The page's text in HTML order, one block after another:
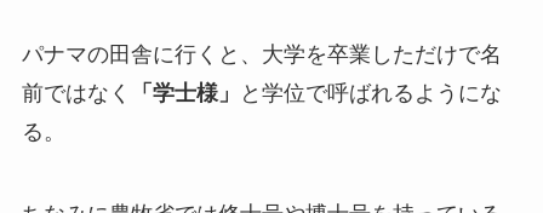
パナマの田舎に行くと、大学を卒業しただけで名
前ではなく
「学士様」
と学位で呼ばれるようにな
る。